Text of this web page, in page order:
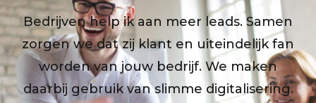
Bedrijven help ik aan meer leads. Samen
zorgen we dat zij klant en uiteindelijk fan
worden van jouw bedrijf. We maken
daarbij gebruik van slimme digitalisering.